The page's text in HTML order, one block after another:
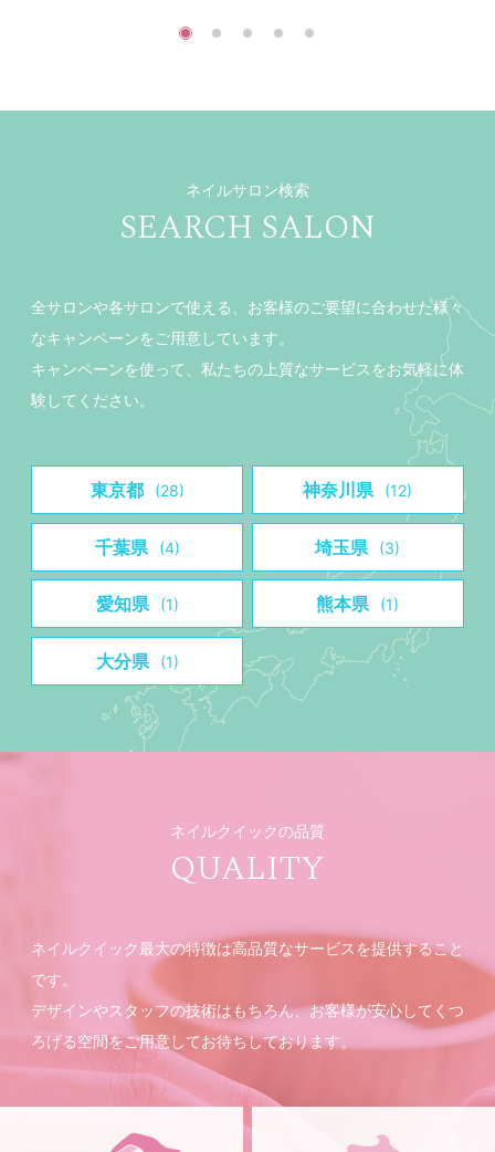
ネイルサロン検索
SEARCH SALON
全サロンや各サロンで使える、お客様のご要望に合わせた様々
なキャンペーンをご用意しています。
キャンペーンを使って、私たちの上質なサービスをお気軽に体
験してください。
東京都 (28) 神奈川県 (12)
千葉県 (4) 埼玉県 (3)
愛知県 (1) 熊本県 (1)
大分県 (1)
ネイルクイックの品質
QUALITY
ネイルクイック最大の特徴は高品質なサービスを提供すること
です。
デザインやスタッフの技術はもちろん、お客様が安心してくつ
ろげる空間をご用意してお待ちしております。